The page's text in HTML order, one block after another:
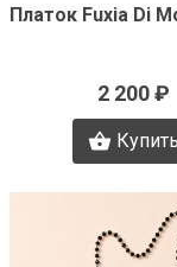
Быстрый
2 200 ₽
Купить